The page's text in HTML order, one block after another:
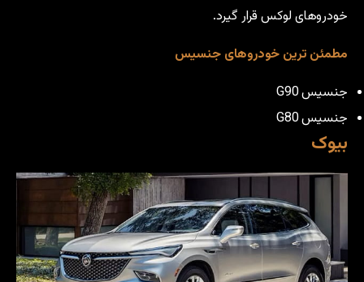
خودروهای لوکس قرار گیرد.
مطمئن ترین خودروهای جنسیس
جنسیس G90
جنسیس G80
بیوک